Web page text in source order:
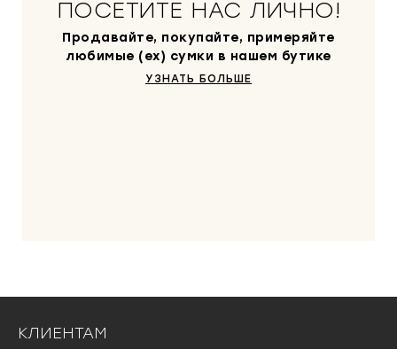
ПОСЕТИТЕ НАС ЛИЧНО!
Продавайте, покупайте, примеряйте
любимые (ex) сумки в нашем бутике
УЗНАТЬ БОЛЬШЕ
КЛИЕНТАМ